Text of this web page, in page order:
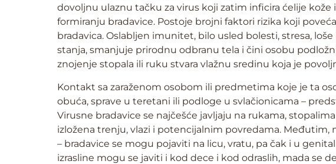
dovoljnu ulaznu tačku za virus koji zatim inficira ćelije kože
formiranju bradavice. Postoje brojni faktori rizika koji
bradavica. Oslabljen imunitet, bilo usled bolesti, stresa,
stanja, smanjuje prirodnu odbranu tela i čini osobu
znojenje stopala ili ruku stvara vlažnu sredinu koja je
Kontakt sa zaraženom osobom ili predmetima koje je ta
obuća, sprave u teretani ili podloge u svlačionicama –
Virusne bradavice se najčešće javljaju na rukama,
izložena trenju, vlazi i potencijalnim povredama. Međutim,
– bradavice se mogu pojaviti na licu, vratu, pa čak i u
izrasline mogu se javiti i kod dece i kod odraslih, mada se